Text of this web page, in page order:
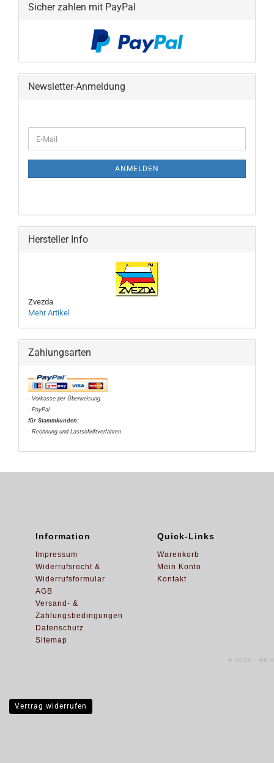
Sicher zahlen mit PayPal
Newsletter-Anmeldung
ZUR
E-
Mail
ANMELDEN
Hersteller Info
Zvezda
Mehr Artikel
Zahlungsarten
- Vorkasse per Überweisung
- PayPal
für Stammkunden:
- Rechnung und Lastschriftverfahren
Information
Impressum
Widerrufsrecht &
Widerrufsformular
AGB
Versand- &
Zahlungsbedingungen
Datenschutz
Sitemap
Quick-Links
Warenkorb
Mein Konto
Kontakt
© 2024 - All
Vertrag widerrufen